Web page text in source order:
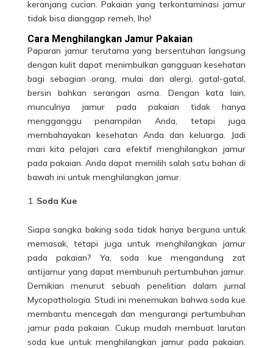
keranjang cucian. Pakaian yang terkontaminasi jamur
tidak bisa dianggap remeh, lho!
Cara Menghilangkan Jamur Pakaian
Paparan jamur terutama yang bersentuhan langsung
dengan kulit dapat menimbulkan gangguan kesehatan
bagi sebagian orang, mulai dari alergi, gatal-gatal,
bersin bahkan serangan asma. Dengan kata lain,
munculnya jamur pada pakaian tidak hanya
mengganggu penampilan Anda, tetapi juga
membahayakan kesehatan Anda dan keluarga. Jadi
mari kita pelajari cara efektif menghilangkan jamur
pada pakaian. Anda dapat memilih salah satu bahan di
bawah ini untuk menghilangkan jamur.
Soda Kue
Siapa sangka baking soda tidak hanya berguna untuk
memasak, tetapi juga untuk menghilangkan jamur
pada pakaian?
Ya, soda kue mengandung zat
antijamur yang dapat membunuh pertumbuhan jamur.
Demikian menurut sebuah penelitian dalam jurnal
Mycopathologia. Studi ini menemukan bahwa soda kue
membantu mencegah dan mengurangi pertumbuhan
jamur pada pakaian. Cukup mudah membuat larutan
soda kue untuk menghilangkan jamur pada pakaian.